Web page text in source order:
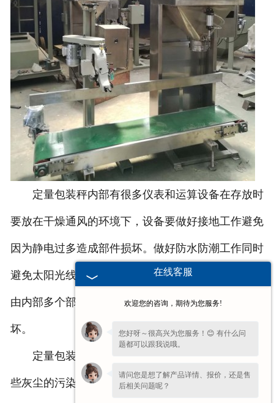
定量包装秤内部有很多仪表和运算设备在存放时
要放在干燥通风的环境下，设备要做好接地工作避免
因为静电过多造成部件损坏。做好防水防潮工作同时
避免太阳光线直接射在仪表上。设备的工作准确度是
由内部多个部件共同达到的要避免出现碰撞导致损
坏。
定量包装秤长期进行物料的包装工作容易受到一
些灰尘的污染，要及时清理覆盖在设备上的尘土等杂
在线客服
欢迎您的咨询，期待为您服务!
您好呀～很高兴为您服务！😊 有什么问
题都可以跟我说哦。
请问您是想了解产品详情、报价，还是售
后相关问题呢？